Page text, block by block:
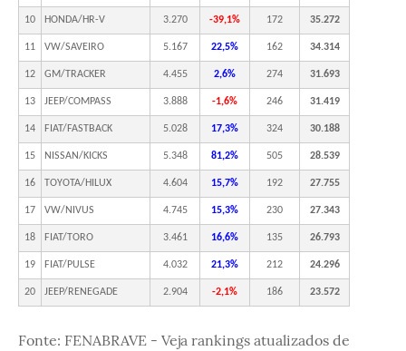
10 HONDA/HR-V 3.270 -39,1% 172 35.272
11 VW/SAVEIRO 5.167 22,5% 162 34.314
12 GM/TRACKER 4.455 2,6% 274 31.693
13 JEEP/COMPASS 3.888 -1,6% 246 31.419
14 FIAT/FASTBACK 5.028 17,3% 324 30.188
15 NISSAN/KICKS 5.348 81,2% 505 28.539
16 TOYOTA/HILUX 4.604 15,7% 192 27.755
17 VW/NIVUS 4.745 15,3% 230 27.343
18 FIAT/TORO 3.461 16,6% 135 26.793
19 FIAT/PULSE 4.032 21,3% 212 24.296
20 JEEP/RENEGADE 2.904 -2,1% 186 23.572
Fonte: FENABRAVE - Veja rankings atualizados de